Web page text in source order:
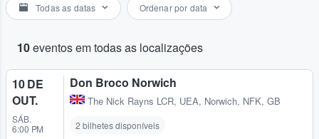
Todas as datas Ordenar por data
10eventos em todas as localizações
10 DE
OUT.
SÁB.
6:00 PM
Don Broco Norwich
The Nick Rayns LCR, UEA, Norwich, NFK, GB
2 bilhetes disponíveis